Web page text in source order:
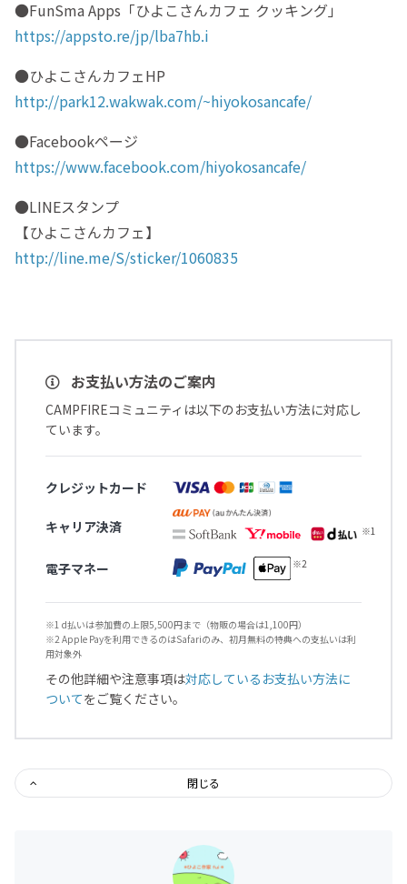
●FunSma Apps「ひよこさんカフェ クッキング」
https://appsto.re/jp/lba7hb.i
●ひよこさんカフェHP
http://park12.wakwak.com/~hiyokosancafe/
●Facebookページ
https://www.facebook.com/hiyokosancafe/
●LINEスタンプ
【ひよこさんカフェ】
http://line.me/S/sticker/1060835
お支払い方法のご案内
CAMPFIREコミュニティは以下のお支払い方法に対応し
ています。
クレジットカード
キャリア決済
電子マネー
※1 d払いは参加費の上限5,500円まで（物販の場合は1,100円）
※2 Apple Payを利用できるのはSafariのみ、初月無料の特典への支払いは利
用対象外
その他詳細や注意事項は対応しているお支払い方法に
ついてをご覧ください。
閉じる